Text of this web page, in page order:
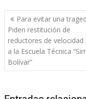
Navegación
de
entradas
Para evitar una
Piden restitución de
reductores de velocidad
a la Escuela Técnica
Bolívar”